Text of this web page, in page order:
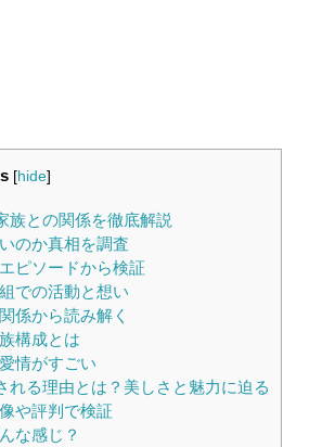
[hide]
族との関係を徹底解説
のか真相を調査
ピソードから検証
での活動と想い
係から読み解く
構成とは
情がすごい
れる理由とは？美しさと魅力に迫る
や評判で検証
な感じ？